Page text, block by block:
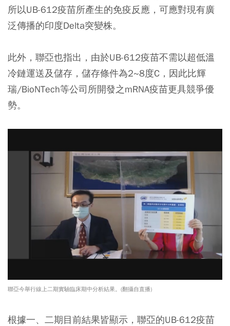
所以UB-612疫苗所產生的免疫反應，可應對現有廣
泛傳播的印度Delta突變株。
此外，聯亞也指出，由於UB-612疫苗不需以超低溫
冷鏈運送及儲存，儲存條件為2~8度C，因此比輝
瑞/BioNTech等公司所開發之mRNA疫苗更具競爭優
勢。
聯亞今舉行線上二期實驗臨床期中分析結果。(翻攝自直播)
根據一、二期目前結果皆顯示，聯亞的UB-612疫苗